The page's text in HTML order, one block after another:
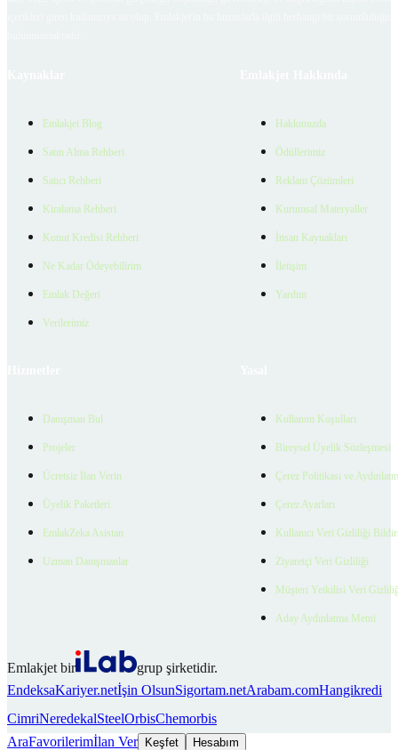
Emlakjet Blog
Satın Alma Rehberi
Satıcı Rehberi
Kiralama Rehberi
Konut Kredisi Rehberi
Ne Kadar Ödeyebilirim
Emlak Değeri
Verilerimiz
Hakkımızda
Ödüllerimiz
Reklam Çözümleri
Kurumsal Materyaller
İnsan Kaynakları
İletişim
Yardım
Danışman Bul
Projeler
Ücretsiz İlan Verin
Üyelik Paketleri
EmlakZeka Asistan
Uzman Danışmanlar
Kullanım Koşulları
Bireysel Üyelik Sözleşmesi
Çerez Politikası ve
Çerez Ayarları
Kullanıcı Veri Gizliliği
Ziyaretçi Veri Gizliliği
Müşteri Yetkilisi Veri
Aday Aydınlatma Metni
Emlakjet bir
grup şirketidir.
EndeksaKariyer.netİşin OlsunSigortam.netArabam.comHangikredi
CimriNeredekalSteelOrbisChemorbis
AraFavorilerimİlan Ver Keşfet Hesabım